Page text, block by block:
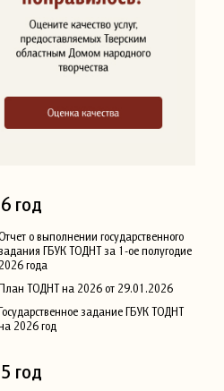
год
о выполнении государственного
задания ГБУК ТОДНТ за 1-ое полугодие
2026 года
ТОДНТ на 2026 от 29.01.2026
задание ГБУК ТОДНТ
2026 год
год